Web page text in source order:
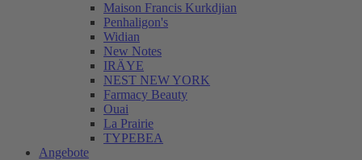
Maison Francis Kurkdjian
Penhaligon's
Widian
New Notes
IRÄYE
NEST NEW YORK
Farmacy Beauty
Ouai
La Prairie
TYPEBEA
Angebote